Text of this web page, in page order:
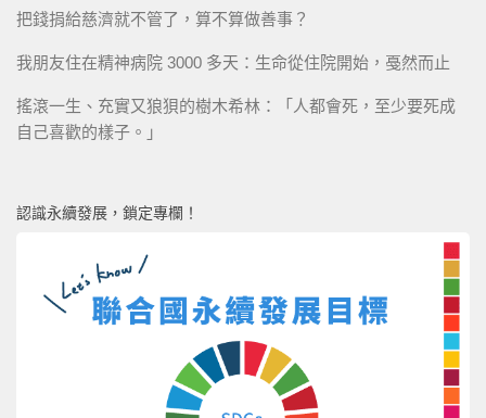
把錢捐給慈濟就不管了，算不算做善事？
我朋友住在精神病院 3000 多天：生命從住院開始，戞然而止
搖滾一生、充實又狼狽的樹木希林：「人都會死，至少要死成
自己喜歡的樣子。」
認識永續發展，鎖定專欄！